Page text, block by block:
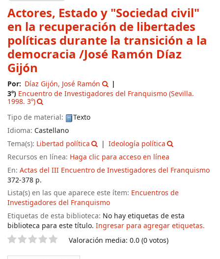
Actores, Estado y "Sociedad civil"
en la recuperación de libertades
políticas durante la transición a la
democracia /José Ramón Díaz
Gijón
Por: Díaz Gijón, José Ramón
3º) Encuentro de Investigadores del Franquismo(Sevilla.
1998. 3º)
Tipo de material:
Texto
Idioma: Castellano
Tema(s): Libertad política
Ideología política
Recursos en línea: Haga clic para acceso en línea
En: Actas del III Encuentro de Investigadores del Franquismo
372-378 p.
Lista(s) en las que aparece este ítem: Encuentros de
Investigadores del Franquismo
Etiquetas de esta biblioteca: No hay etiquetas de esta
biblioteca para este título. Ingresar para agregar etiquetas.
Valoración Valoración media: 0.0 (0 votos)